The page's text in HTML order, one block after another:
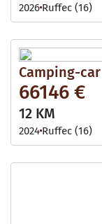
2026 Ruffec (16)
Camping-car
66146 €
12 KM
2024 Ruffec (16)